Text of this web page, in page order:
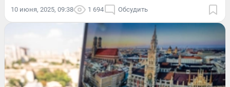
10 июня, 2025, 09:38 1 694 Обсудить